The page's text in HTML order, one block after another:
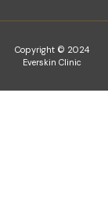
Copyright © 2024
Everskin Clinic